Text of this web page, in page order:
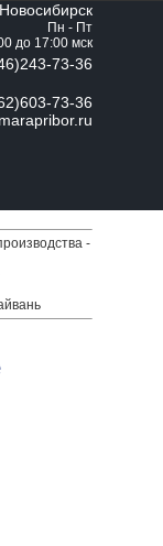
Пн - Пт
до 17:00 мск
73-36
73-36
-